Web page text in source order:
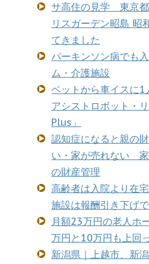
サ高住の見学 東京都
リスガーデン昭島 昭
てきました
パーキンソン病でも
ム・介護施設
ベットから車イスに1
アシストロボット・
Plus」
認知症になると親の
い・家が売れない
の財産管理
高齢者は入院より在
施設は報酬引き下げ
月額23万円の老人ホ
万円と10万円も上回
新潟県｜上越市、新